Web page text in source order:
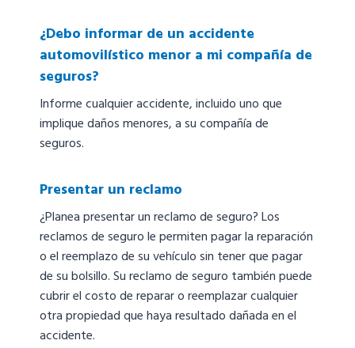
¿Debo informar de un accidente
automovilístico menor a mi compañía de
seguros?
Informe cualquier accidente, incluido uno que
implique daños menores, a su compañía de
seguros.
Presentar un reclamo
¿Planea presentar un reclamo de seguro? Los
reclamos de seguro le permiten pagar la reparación
o el reemplazo de su vehículo sin tener que pagar
de su bolsillo. Su reclamo de seguro también puede
cubrir el costo de reparar o reemplazar cualquier
otra propiedad que haya resultado dañada en el
accidente.